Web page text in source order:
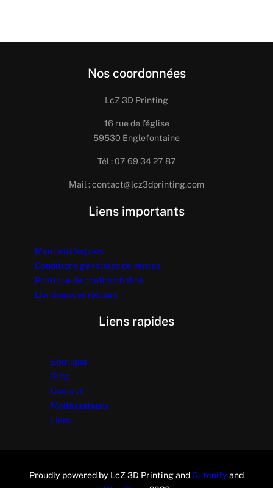
Nos coordonnées
LcZ 3D Printing
16 rue de l’église
59530 Englefontaine
Tél : 07 69 34 27 87
Mail : contact@lcz3dprinting.com
Liens importants
Mentions légales
Conditions générales de ventes
Politique de confidentialité
Livraisons et retours
Liens rapides
Boutique
Blog
Contact
Modélisateurs
Liens
Proudly powered by LcZ 3D Printing andGutenify and